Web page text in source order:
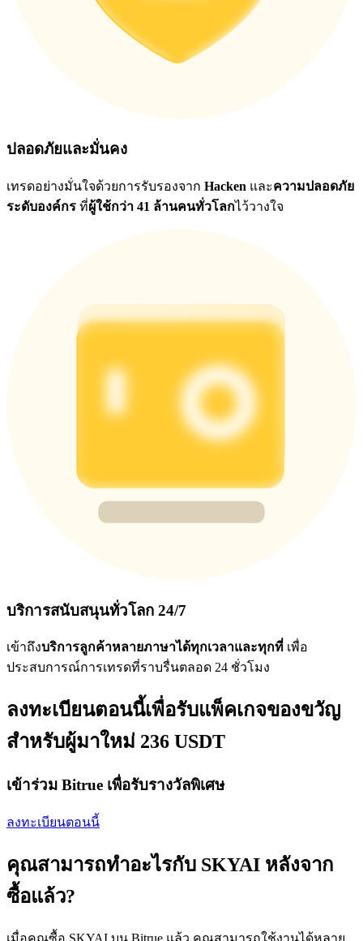
ปลอดภัยและมั่นคง
เทรดอย่างมั่นใจด้วยการรับรองจาก Hacken และความปลอดภัย
ระดับองค์กร ที่ผู้ใช้กว่า 41 ล้านคนทั่วโลกไว้วางใจ
บริการสนับสนุนทั่วโลก 24/7
เข้าถึงบริการลูกค้าหลายภาษาได้ทุกเวลาและทุกที่ เพื่อ
ประสบการณ์การเทรดที่ราบรื่นตลอด 24 ชั่วโมง
ลงทะเบียนตอนนี้เพื่อรับแพ็คเกจของขวัญ
สำหรับผู้มาใหม่ 236 USDT
เข้าร่วม Bitrue เพื่อรับรางวัลพิเศษ
ลงทะเบียนตอนนี้
คุณสามารถทำอะไรกับ SKYAI หลังจาก
ซื้อแล้ว?
เมื่อคุณซื้อ SKYAI บน Bitrue แล้ว คุณสามารถใช้งานได้หลาย